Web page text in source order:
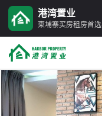
港湾置业
柬埔寨买房租房首选